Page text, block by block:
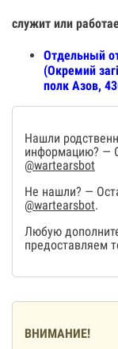
служит или
Отдельный
(Окремий
полк Азов,
Нашли
информацию? —
@wartearsbot
Не нашли? —
@wartearsbot.
Любую
предоставляем
ВНИМАНИЕ!